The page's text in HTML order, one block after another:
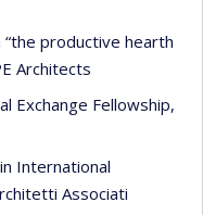
productive hearth
Architects
Exchange Fellowship,
International
Associati